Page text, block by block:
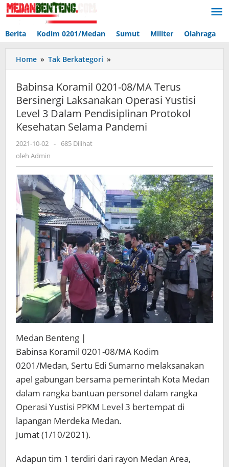
Lewati
ke
Berita Kodim 0201/Medan Sumut Militer Olahraga
Home » Tak Berkategori »
Koramil
08/MA
Terus
Bersinergi
Laksanakan
Operasi
3
Dalam
Pendisiplinan
Protokol
Kesehatan
Selama
Pandemi
Babinsa Koramil 0201-08/MA Terus
Bersinergi Laksanakan Operasi Yustisi
Level 3 Dalam Pendisiplinan Protokol
Kesehatan Selama Pandemi
2021-10-02 oleh
-
685 Dilihat
oleh Admin
Medan Benteng |
Babinsa Koramil 0201-08/MA Kodim
0201/Medan, Sertu Edi Sumarno melaksanakan
apel gabungan bersama pemerintah Kota Medan
dalam rangka bantuan personel dalam rangka
Operasi Yustisi PPKM Level 3 bertempat di
lapangan Merdeka Medan.
Jumat (1/10/2021).
Adapun tim 1 terdiri dari rayon Medan Area,